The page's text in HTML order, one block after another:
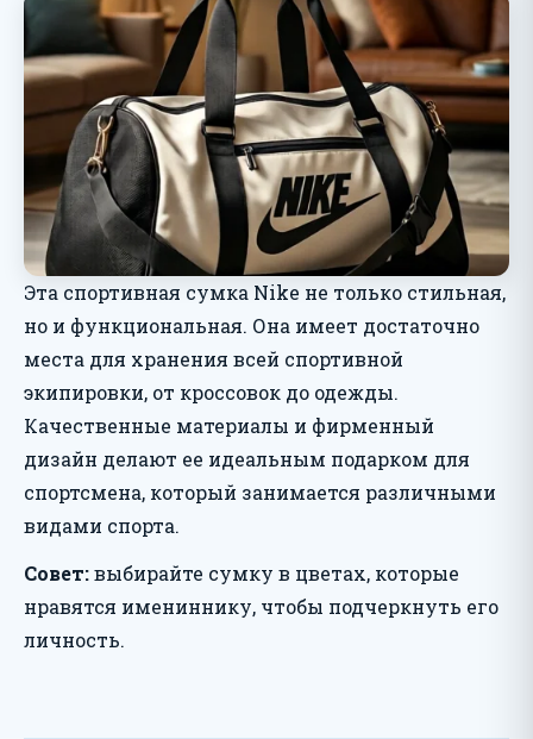
Эта спортивная сумка Nike не только стильная,
но и функциональная. Она имеет достаточно
места для хранения всей спортивной
экипировки, от кроссовок до одежды.
Качественные материалы и фирменный
дизайн делают ее идеальным подарком для
спортсмена, который занимается различными
видами спорта.
Совет:выбирайте сумку в цветах, которые
нравятся имениннику, чтобы подчеркнуть его
личность.